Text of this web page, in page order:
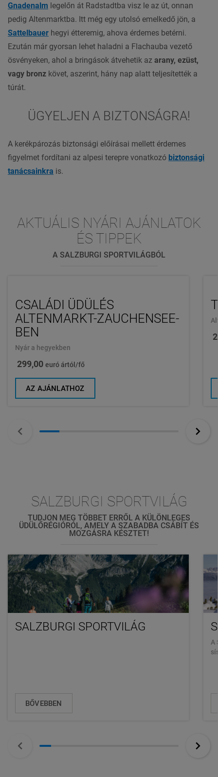
Gnadenalm legelőn át Radstadtba visz le az út, onnan
pedig Altenmarktba. Itt még egy utolsó emelkedő jön, a
Sattelbauer hegyi étteremig, ahova érdemes betérni.
Ezután már gyorsan lehet haladni a Flachauba vezető
ösvényeken, ahol a bringások átvehetik az arany, ezüst,
vagy bronz követ, aszerint, hány nap alatt teljesítették a
túrát.
ÜGYELJEN A BIZTONSÁGRA!
A kerékpározás biztonsági előírásai mellett érdemes
figyelmet fordítani az alpesi terepre vonatkozó biztonsági
tanácsainkra is.
AKTUÁLIS NYÁRI AJÁNLATOK
ÉS TIPPEK
A SALZBURGI SPORTVILÁGBÓL
CSALÁDI ÜDÜLÉS
ALTENMARKT-ZAUCHENSEE-
BEN
Nyár a hegyekben
299,00 euró ártól/fő
AZ AJÁNLATHOZ
SALZBURGI SPORTVILÁG
TUDJON MEG TÖBBET ERRŐL A KÜLÖNLEGES
ÜDÜLŐRÉGIÓRÓL, AMELY A SZABADBA CSÁBÍT ÉS
MOZGÁSRA KÉSZTET!
SALZBURGI SPORTVILÁG
BŐVEBBEN
A